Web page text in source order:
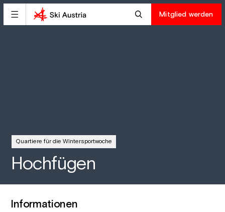
Mitglied werden
Quartiere für die Wintersportwoche
Hochfügen
Informationen